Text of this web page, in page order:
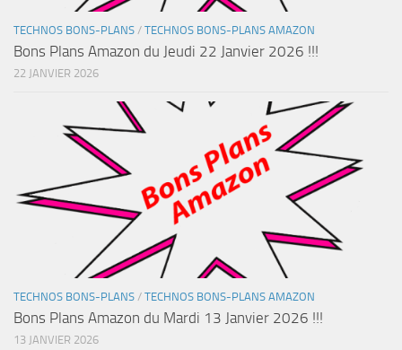
TECHNOS BONS-PLANS / TECHNOS BONS-PLANS AMAZON
Bons Plans Amazon du Jeudi 22 Janvier 2026 !!!
22 JANVIER 2026
TECHNOS BONS-PLANS / TECHNOS BONS-PLANS AMAZON
Bons Plans Amazon du Mardi 13 Janvier 2026 !!!
13 JANVIER 2026